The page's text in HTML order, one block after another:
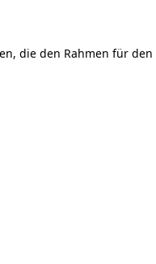
die den Rahmen für